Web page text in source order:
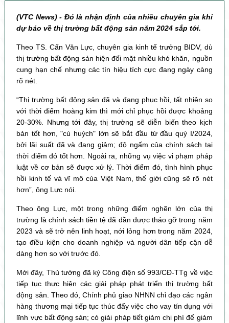
(VTC News) - Đó là nhận định của nhiều chuyên gia khi
dự báo về thị trường bất động sản năm 2024 sắp tới.
Theo TS. Cấn Văn Lực, chuyên gia kinh tế trưởng BIDV, dù
thị trường bất động sản hiện đối mặt nhiều khó khăn, nguồn
cung hạn chế nhưng các tín hiệu tích cực đang ngày càng
rõ nét.
“Thị trường bất động sản đã và đang phục hồi, tất nhiên so
với thời điểm hoàng kim thì mới chỉ phục hồi được khoảng
20-30%. Nhưng tới đây, thị trường sẽ diễn biến theo kịch
bản tốt hơn, "cú huých" lớn sẽ bắt đầu từ đầu quý I/2024,
bởi lãi suất đã và đang giảm; độ ngấm của chính sách tại
thời điểm đó tốt hơn. Ngoài ra, những vụ việc vi phạm pháp
luật về cơ bản sẽ được xử lý. Thời điểm đó, tình hình phục
hồi kinh tế và vĩ mô của Việt Nam, thế giới cũng sẽ rõ nét
hơn”, ông Lực nói.
Theo ông Lực, một trong những điểm nghẽn lớn của thị
trường là chính sách tiền tệ đã dần được tháo gỡ trong năm
2023 và sẽ trở nên linh hoạt, nới lỏng hơn trong năm 2024,
tạo điều kiện cho doanh nghiệp và người dân tiếp cận dễ
dàng hơn so với trước đó.
Mới đây, Thủ tướng đã ký Công điện số 993/CĐ-TTg về việc
tiếp tục thực hiện các giải pháp phát triển thị trường bất
động sản. Theo đó, Chính phủ giao NHNN chỉ đạo các ngân
hàng thương mại tiếp tục thúc đẩy việc cho vay tín dụng với
lĩnh vực bất động sản; có giải pháp tiết giảm chi phí để giảm